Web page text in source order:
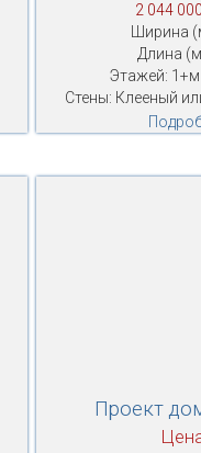
2 044
Ширина
Длина
Этажей:
Стены: Клееный
Проект